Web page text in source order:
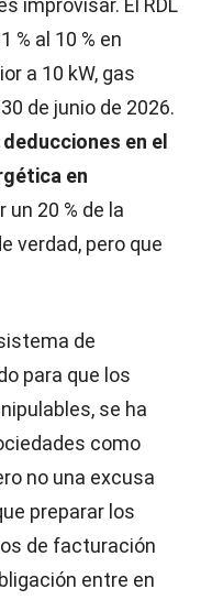
improvisar. El RDL
% al 10 % en
a 10 kW, gas
de junio de 2026.
deducciones en el
en
un 20 % de la
verdad, pero que
de
para que los
se ha
como
no una excusa
preparar los
de facturación
entre en